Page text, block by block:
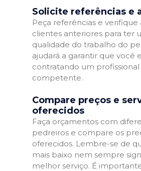
Solicite referências e
Peça referências e verifique
clientes anteriores para ter
qualidade do trabalho do
ajudará a garantir que você
contratando um
competente.
Compare preços e
oferecidos
Faça orçamentos com
pedreiros e compare os
oferecidos. Lembre-se de
mais baixo nem sempre
melhor serviço. É